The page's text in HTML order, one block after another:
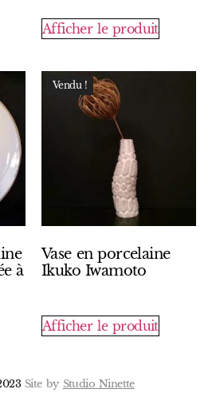
Afficher le produit
à
Vendu !
Vase en porcelaine
Ikuko Iwamoto
Afficher le produit
Site by Studio Ninette